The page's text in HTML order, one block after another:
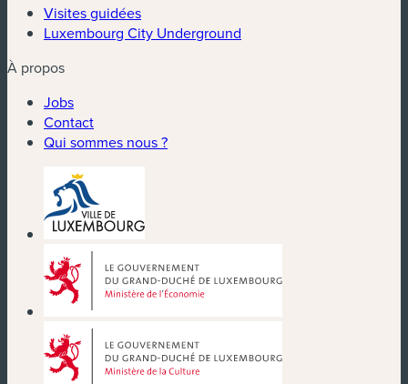
Visites guidées
Luxembourg City Underground
À propos
Jobs
Contact
Qui sommes nous ?